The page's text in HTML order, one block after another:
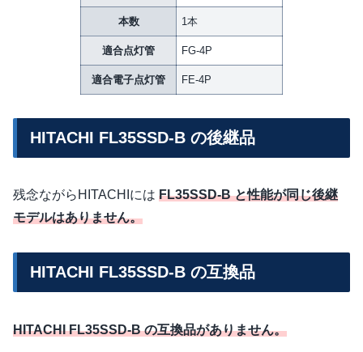
本数 1本
適合点灯管 FG-4P
適合電子点灯管 FE-4P
HITACHI FL35SSD-B の後継品
残念ながらHITACHIには FL35SSD-B と性能が同じ後継
モデルはありません。
HITACHI FL35SSD-B の互換品
HITACHI FL35SSD-B の互換品がありません。